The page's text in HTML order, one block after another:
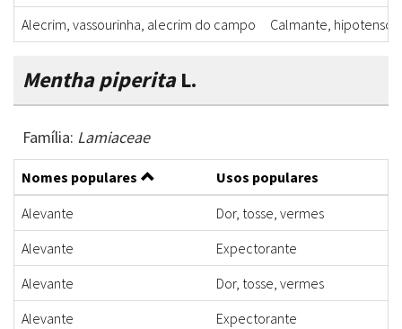
Alecrim, vassourinha, alecrim do campo
Calmante,
Mentha piperitaL.
Família: Lamiaceae
Nomes populares
Usos populares
Alevante
Dor, tosse, vermes
Alevante
Expectorante
Alevante
Dor, tosse, vermes
Alevante
Expectorante